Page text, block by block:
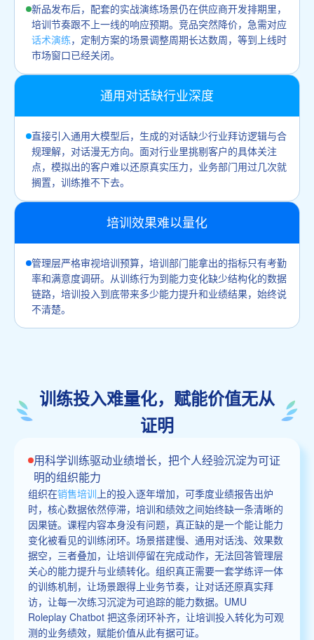
新品发布后，配套的实战演练场景仍在供应商开发排期里，
培训节奏跟不上一线的响应预期。竞品突然降价，急需对应
话术演练，定制方案的场景调整周期长达数周，等到上线时
市场窗口已经关闭。
通用对话缺行业深度
直接引入通用大模型后，生成的对话缺少行业拜访逻辑与合
规理解，对话漫无方向。面对行业里挑剔客户的具体关注
点，模拟出的客户难以还原真实压力，业务部门用过几次就
搁置，训练推不下去。
培训效果难以量化
管理层严格审视培训预算，培训部门能拿出的指标只有考勤
率和满意度调研。从训练行为到能力变化缺少结构化的数据
链路，培训投入到底带来多少能力提升和业绩结果，始终说
不清楚。
训练投入难量化，赋能价值无从
证明
用科学训练驱动业绩增长，把个人经验沉淀为可证
明的组织能力
组织在销售培训 上的投入逐年增加，可季度业绩报告出炉
时，核心数据依然停滞，培训和绩效之间始终缺一条清晰的
因果链。课程内容本身没有问题，真正缺的是一个能让能力
变化被看见的训练闭环。场景搭建慢、通用对话浅、效果数
据空，三者叠加，让培训停留在完成动作，无法回答管理层
关心的能力提升与业绩转化。组织真正需要一套学练评一体
的训练机制，让场景跟得上业务节奏，让对话还原真实拜
访，让每一次练习沉淀为可追踪的能力数据。UMU
Roleplay Chatbot 把这条闭环补齐，让培训投入转化为可观
测的业务绩效，赋能价值从此有据可证。